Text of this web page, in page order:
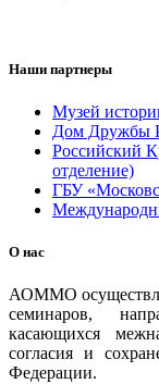
Наши партнеры
Музей
Дом Дружбы
Российский
отделение)
ГБУ
О нас
АОММО
семинаров,
касающихся
согласия и
Федерации.